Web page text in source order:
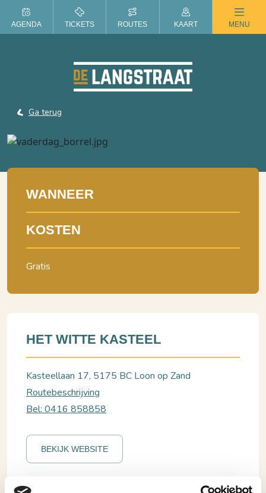
ZOMER IN DE LANGSTRAAT
Ga terug
WANNEER
KOSTEN
Gratis
HET WITTE KASTEEL
Kasteellaan 17, 5175 BC Loon op Zand
Routebeschrijving
Bel: 0416 858858
BEKIJK WEBSITE
AGENDA TICKETS ROUTES KAART MENU